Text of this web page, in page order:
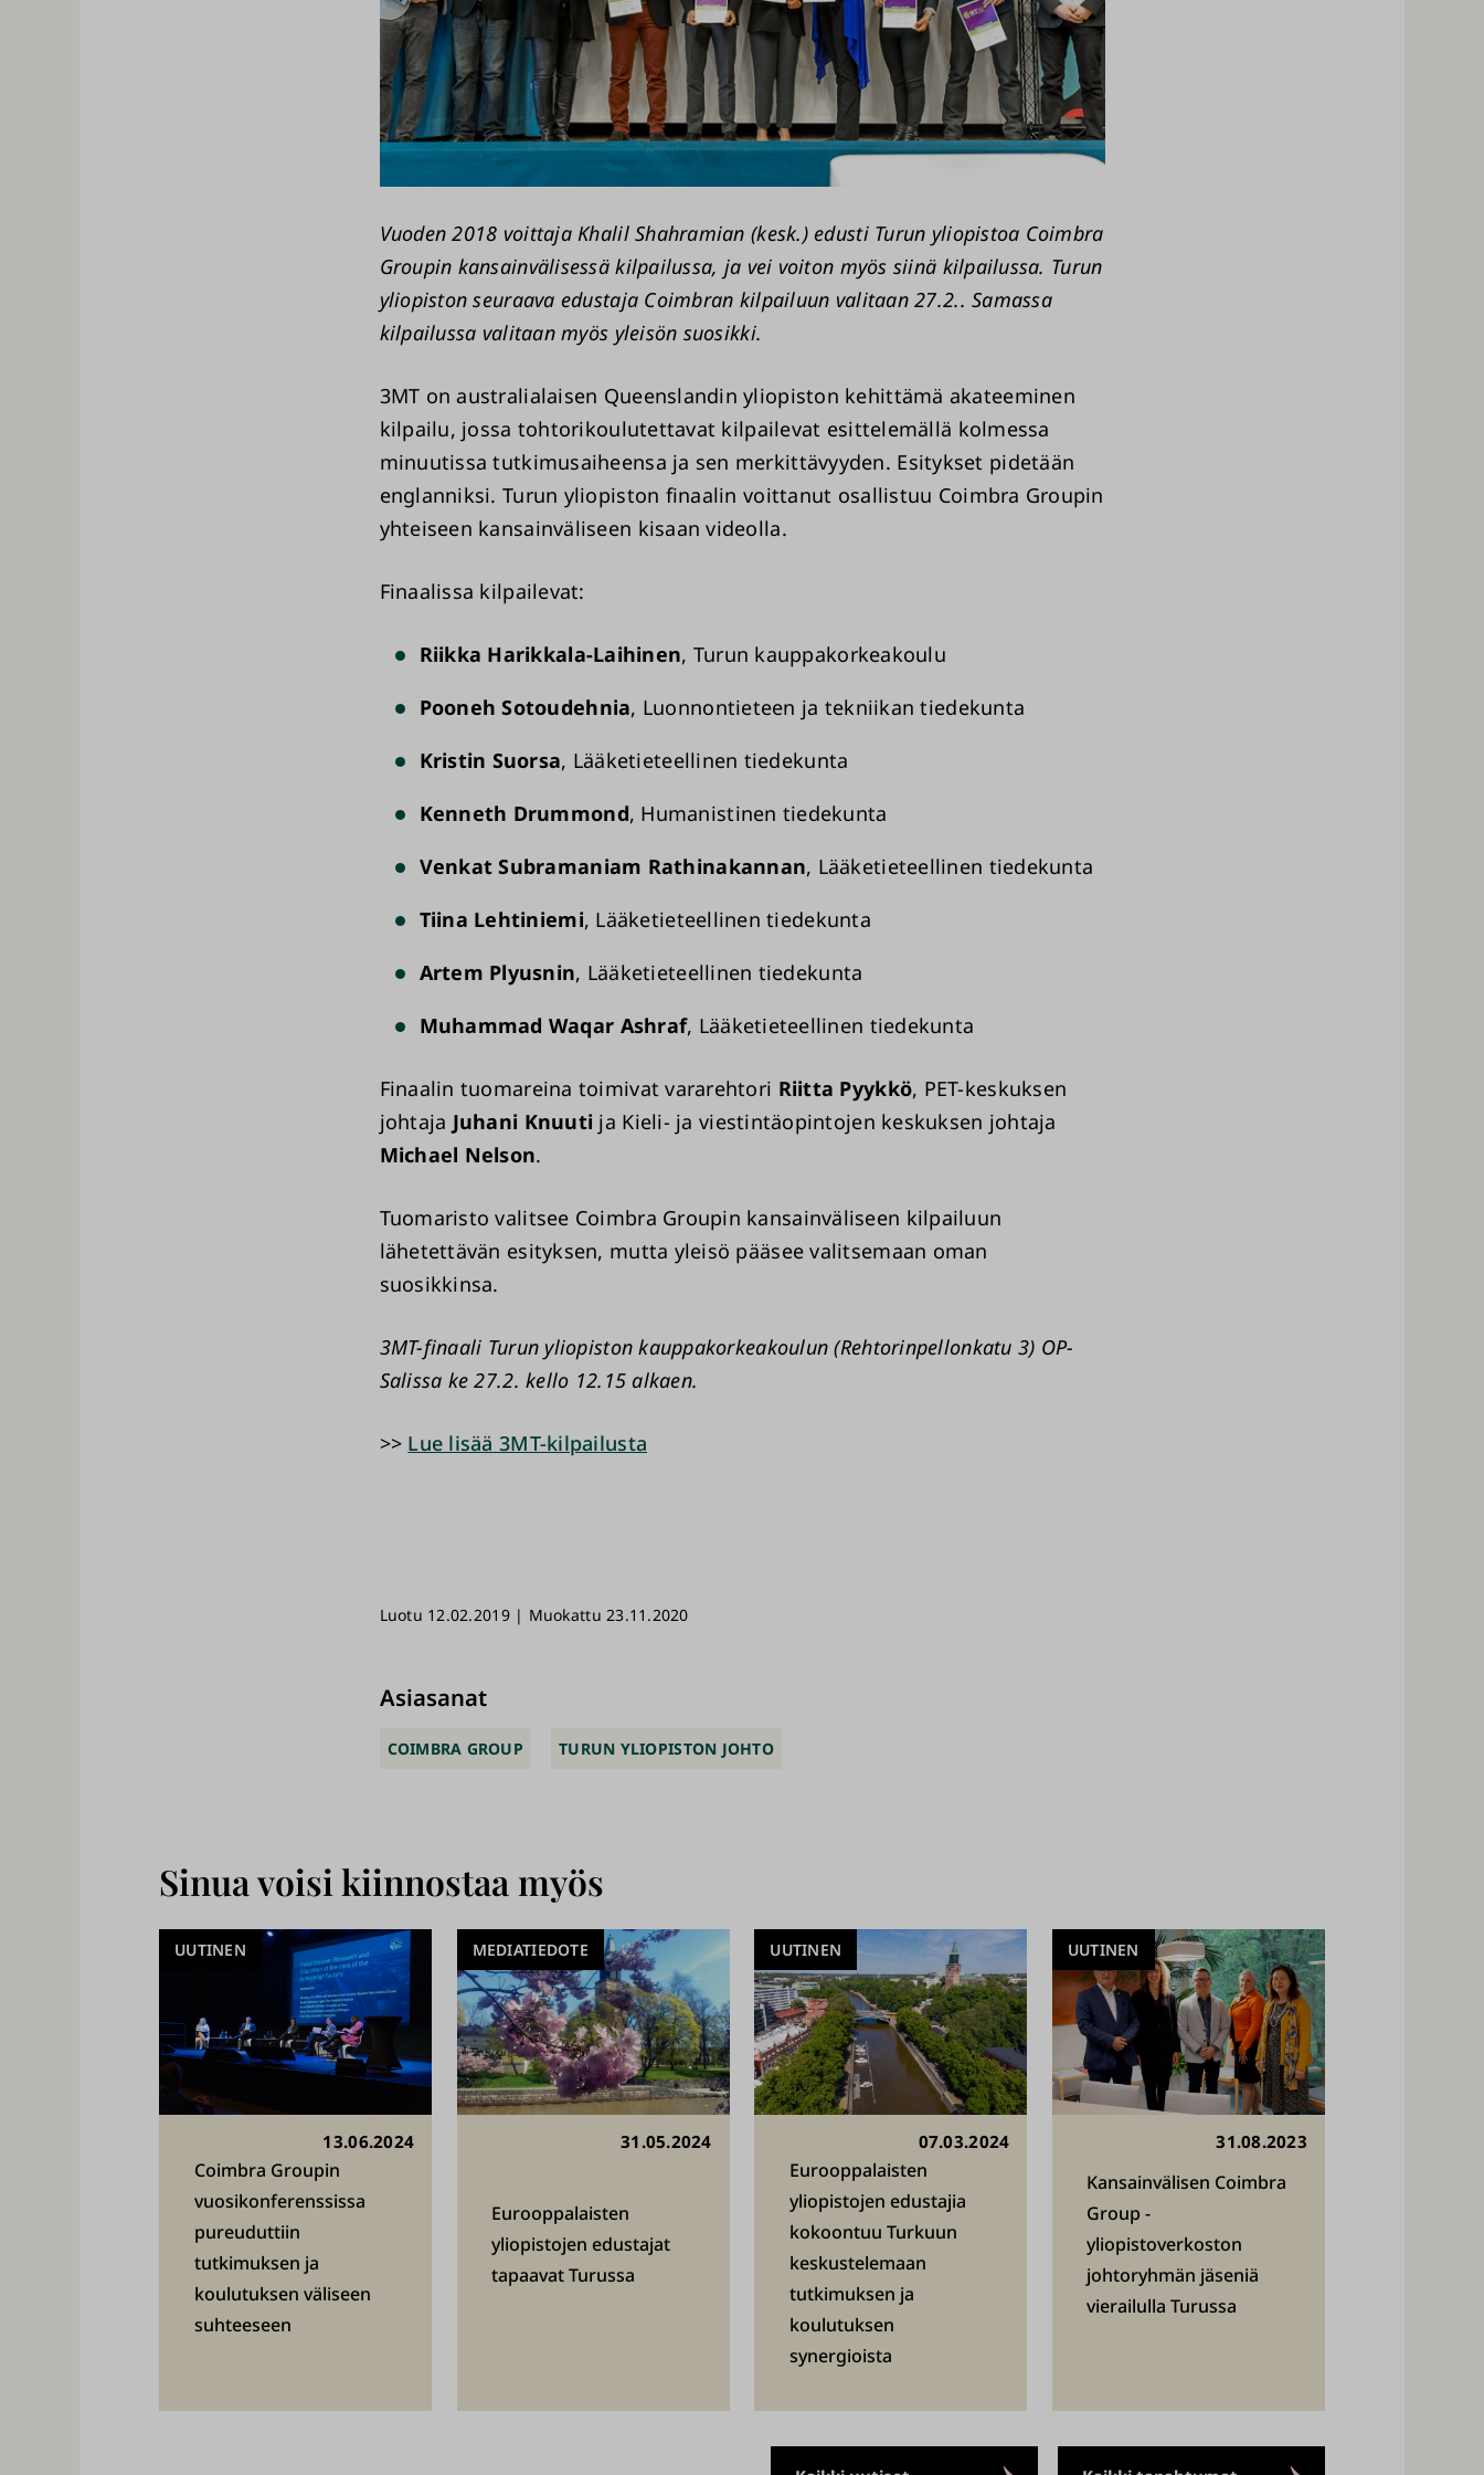
Vuoden 2018 voittaja Khalil Shahramian (kesk.) edusti Turun yliopistoa Coimbra
Groupin kansainvälisessä kilpailussa, ja vei voiton myös siinä kilpailussa. Turun
yliopiston seuraava edustaja Coimbran kilpailuun valitaan 27.2.. Samassa
kilpailussa valitaan myös yleisön suosikki.
3MT on australialaisen Queenslandin yliopiston kehittämä akateeminen
kilpailu, jossa tohtorikoulutettavat kilpailevat esittelemällä kolmessa
minuutissa tutkimusaiheensa ja sen merkittävyyden. Esitykset pidetään
englanniksi. Turun yliopiston finaalin voittanut osallistuu Coimbra Groupin
yhteiseen kansainväliseen kisaan videolla.
Finaalissa kilpailevat:
Riikka Harikkala-Laihinen, Turun kauppakorkeakoulu
Pooneh Sotoudehnia, Luonnontieteen ja tekniikan tiedekunta
Kristin Suorsa, Lääketieteellinen tiedekunta
Kenneth Drummond, Humanistinen tiedekunta
Venkat Subramaniam Rathinakannan, Lääketieteellinen tiedekunta
Tiina Lehtiniemi, Lääketieteellinen tiedekunta
Artem Plyusnin, Lääketieteellinen tiedekunta
Muhammad Waqar Ashraf, Lääketieteellinen tiedekunta
Finaalin tuomareina toimivat vararehtori Riitta Pyykkö, PET-keskuksen
johtaja Juhani Knuuti ja Kieli- ja viestintäopintojen keskuksen johtaja
Michael Nelson.
Tuomaristo valitsee Coimbra Groupin kansainväliseen kilpailuun
lähetettävän esityksen, mutta yleisö pääsee valitsemaan oman
suosikkinsa.
3MT-finaali Turun yliopiston kauppakorkeakoulun (Rehtorinpellonkatu 3) OP-
Salissa ke 27.2. kello 12.15 alkaen.
>> Lue lisää 3MT-kilpailusta
Luotu 12.02.2019 | Muokattu 23.11.2020
Asiasanat
COIMBRA GROUP TURUN YLIOPISTON JOHTO
Sinua voisi kiinnostaa myös
13.06.2024
Coimbra Groupin
vuosikonferenssissa
pureuduttiin
tutkimuksen ja
koulutuksen väliseen
suhteeseen
UUTINEN
31.05.2024
Eurooppalaisten
yliopistojen edustajat
tapaavat Turussa
MEDIATIEDOTE
07.03.2024
Eurooppalaisten
yliopistojen edustajia
kokoontuu Turkuun
keskustelemaan
tutkimuksen ja
koulutuksen
synergioista
UUTINEN
31.08.2023
Kansainvälisen Coimbra
Group -
yliopistoverkoston
johtoryhmän jäseniä
vierailulla Turussa
UUTINEN